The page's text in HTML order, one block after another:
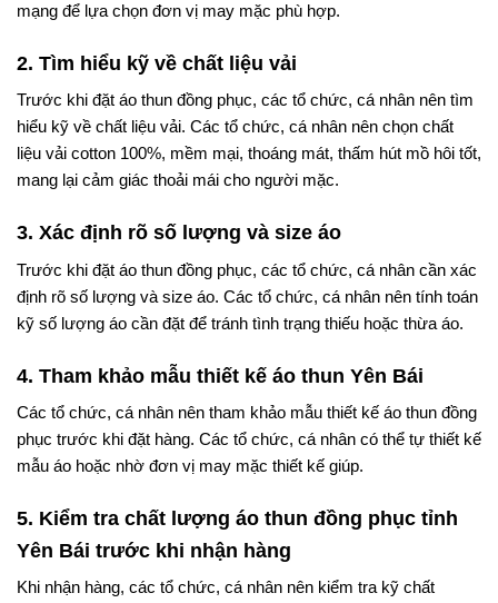
mạng để lựa chọn đơn vị may mặc phù hợp.
2. Tìm hiểu kỹ về chất liệu vải
Trước khi đặt áo thun đồng phục, các tổ chức, cá nhân nên tìm
hiểu kỹ về chất liệu vải. Các tổ chức, cá nhân nên chọn chất
liệu vải cotton 100%, mềm mại, thoáng mát, thấm hút mồ hôi tốt,
mang lại cảm giác thoải mái cho người mặc.
3. Xác định rõ số lượng và size áo
Trước khi đặt áo thun đồng phục, các tổ chức, cá nhân cần xác
định rõ số lượng và size áo. Các tổ chức, cá nhân nên tính toán
kỹ số lượng áo cần đặt để tránh tình trạng thiếu hoặc thừa áo.
4. Tham khảo mẫu thiết kế áo thun Yên Bái
Các tổ chức, cá nhân nên tham khảo mẫu thiết kế áo thun đồng
phục trước khi đặt hàng. Các tổ chức, cá nhân có thể tự thiết kế
mẫu áo hoặc nhờ đơn vị may mặc thiết kế giúp.
5. Kiểm tra chất lượng áo thun đồng phục tỉnh
Yên Bái trước khi nhận hàng
Khi nhận hàng, các tổ chức, cá nhân nên kiểm tra kỹ chất